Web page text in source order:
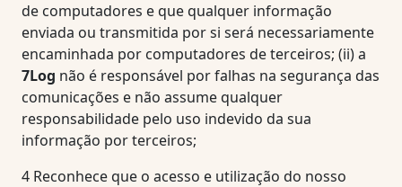
de computadores e que qualquer informação
enviada ou transmitida por si será necessariamente
encaminhada por computadores de terceiros; (ii) a
7Log não é responsável por falhas na segurança das
comunicações e não assume qualquer
responsabilidade pelo uso indevido da sua
informação por terceiros;
4 Reconhece que o acesso e utilização do nosso